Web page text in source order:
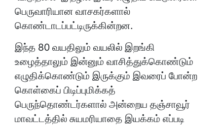
பெருவாரியான வாசகர்களால்
கொண்டாடப்பட்டிருக்கின்றன.
இந்த 80 வயதிலும் வயலில் இறங்கி
உழைத்தாலும் இன்னும் வாசித்துக்கொண்டும்
எழுதிக்கொண்டும் இருக்கும் இவரைப் போன்ற
கொள்கைப் பிடிப்புமிக்கத்
பெருந்தொண்டர்களால் அன்றைய தஞ்சாவூர்
மாவட்டத்தில் சுயமரியாதை இயக்கம் எப்படி